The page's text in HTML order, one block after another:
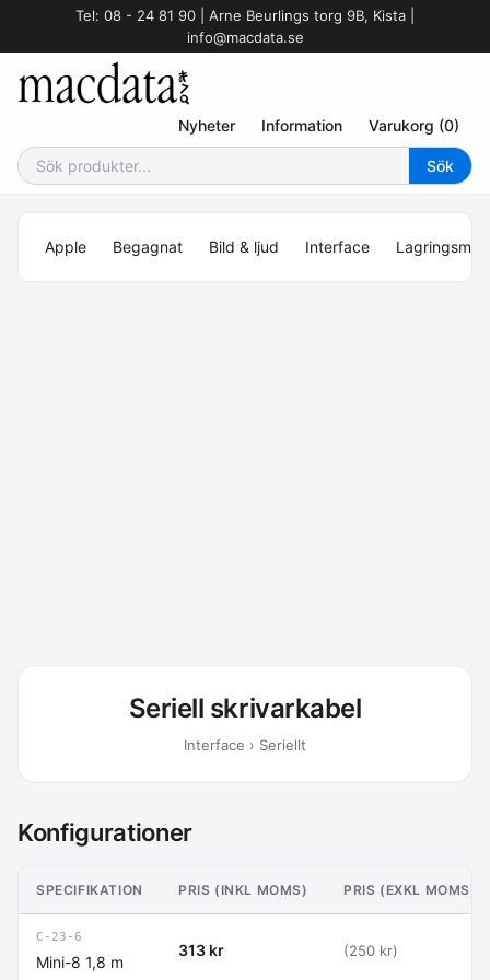
Tel: 08 - 24 81 90 | Arne Beurlings torg 9B, Kista |
info@macdata.se
Nyheter Information Varukorg (0)
Apple Begagnat Bild & ljud Interface
Seriell skrivarkabel
Interface › Seriellt
Konfigurationer
SPECIFIKATION PRIS (INKL MOMS) PRIS (EXKL MOMS)
C-23-6
Mini-8 1,8 m
313 kr (250 kr)